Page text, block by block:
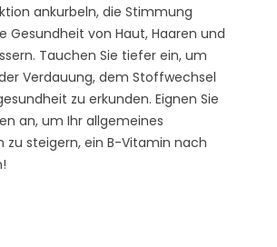
ankurbeln, die Stimmung
Gesundheit von Haut, Haaren und
Tauchen Sie tiefer ein, um
Verdauung, dem Stoffwechsel
zu erkunden. Eignen Sie
an, um Ihr allgemeines
zu steigern, ein B-Vitamin nach